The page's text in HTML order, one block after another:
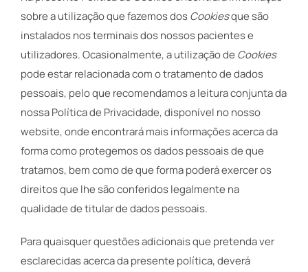
sobre a utilização que fazemos dosCookiesque são
instalados nos terminais dos nossos pacientes e
utilizadores. Ocasionalmente, a utilização de Cookies
pode estar relacionada com o tratamento de dados
pessoais, pelo que recomendamos a leitura conjunta da
nossa Política de Privacidade, disponível no nosso
website, onde encontrará mais informações acerca da
forma como protegemos os dados pessoais de que
tratamos, bem como de que forma poderá exercer os
direitos que lhe são conferidos legalmente na
qualidade de titular de dados pessoais.
Para quaisquer questões adicionais que pretenda ver
esclarecidas acerca da presente política, deverá